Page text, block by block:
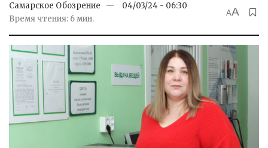
Самарское Обозрение
04/03/24 - 06:30
Время чтения: 6 мин.
AA